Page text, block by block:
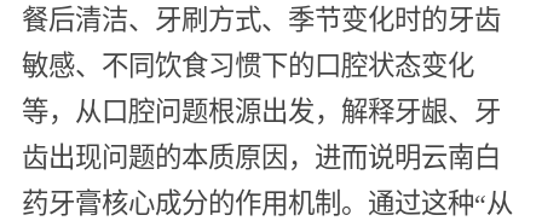
餐后清洁、牙刷方式、季节变化时的牙齿
敏感、不同饮食习惯下的口腔状态变化
等，从口腔问题根源出发，解释牙龈、牙
齿出现问题的本质原因，进而说明云南白
药牙膏核心成分的作用机制。通过这种“从